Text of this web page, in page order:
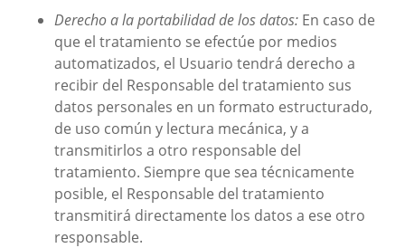
Derecho a la portabilidad de los datos: En caso de
que el tratamiento se efectúe por medios
automatizados, el Usuario tendrá derecho a
recibir del Responsable del tratamiento sus
datos personales en un formato estructurado,
de uso común y lectura mecánica, y a
transmitirlos a otro responsable del
tratamiento. Siempre que sea técnicamente
posible, el Responsable del tratamiento
transmitirá directamente los datos a ese otro
responsable.